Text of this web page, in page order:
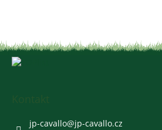
jp-cavallo@jp-cavallo.cz